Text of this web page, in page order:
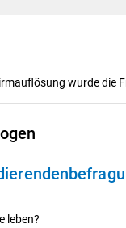
wurde die
leben?